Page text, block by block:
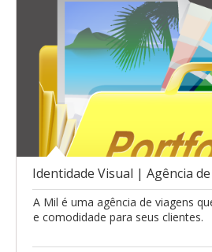
Identidade Visual | Agência
A Mil é uma agência de viagens
e comodidade para seus clientes.